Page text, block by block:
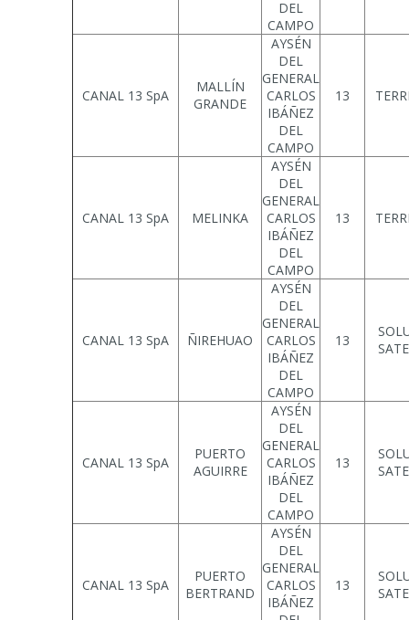
DEL
CAMPO
CANAL 13 SpA
MALLÍN
GRANDE
AYSÉN
DEL
GENERAL
CARLOS
IBÁÑEZ
DEL
CAMPO
13
CANAL 13 SpA MELINKA
AYSÉN
DEL
GENERAL
CARLOS
IBÁÑEZ
DEL
CAMPO
13
CANAL 13 SpA ÑIREHUAO
AYSÉN
DEL
GENERAL
CARLOS
IBÁÑEZ
DEL
CAMPO
13
CANAL 13 SpA
PUERTO
AGUIRRE
AYSÉN
DEL
GENERAL
CARLOS
IBÁÑEZ
DEL
CAMPO
13
CANAL 13 SpA
PUERTO
BERTRAND
AYSÉN
DEL
GENERAL
CARLOS
IBÁÑEZ
13